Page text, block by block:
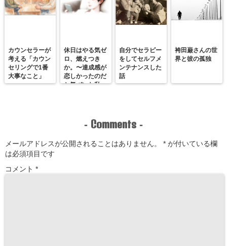
カウンセラーが
考える「カウン
セリングで1番
大事なこと」
休日はやる気ゼ
ロ、燃えつき
か。〜達成感が
恋しかったのだ
と気づいた私
自分でセラピー
をしてセルフメ
ンテナンスした
話
袴田巌さんの世
界と彼の孤独
- Comments -
メールアドレスが公開されることはありません。 * が付いている欄
は必須項目です
コメント *